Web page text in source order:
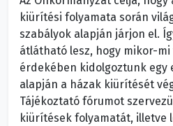
kiürítési folyamata során
szabályok alapján járjon el.
átlátható lesz, hogy mikor-
érdekében kidolgoztunk egy
alapján a házak kiürítését
Tájékoztató fórumot
kiürítések folyamatát, illetve